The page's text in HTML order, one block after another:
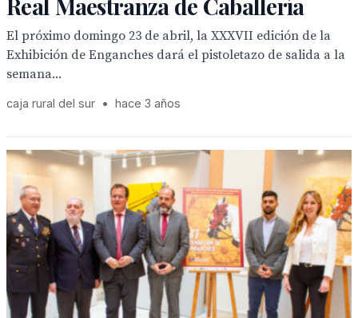
Real Maestranza de Caballería
El próximo domingo 23 de abril, la XXXVII edición de la
Exhibición de Enganches dará el pistoletazo de salida a la
semana...
caja rural del sur • hace 3 años